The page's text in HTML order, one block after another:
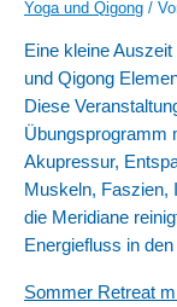
Yoga und Qigong /
Eine kleine
und Qigong
Diese
Übungsprogramm
Akupressur,
Muskeln, Faszien,
die Meridiane
Energiefluss in
Sommer Retreat